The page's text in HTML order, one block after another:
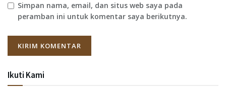
Simpan nama, email, dan situs web saya pada
peramban ini untuk komentar saya berikutnya.
Ikuti Kami